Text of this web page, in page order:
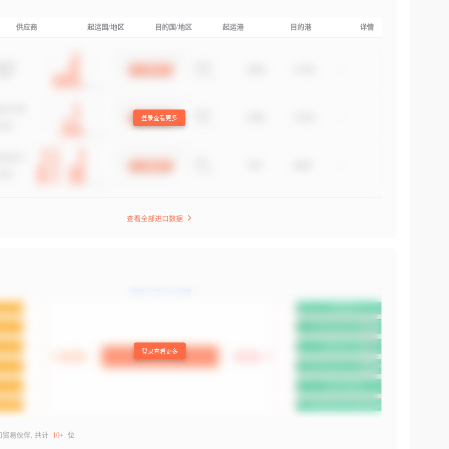
供应商 起运国/地区 目的国/地区 起运港 目的港 详情
登录查看更多
查看全部进口数据
登录查看更多
贸易伙伴, 共计 10+ 位